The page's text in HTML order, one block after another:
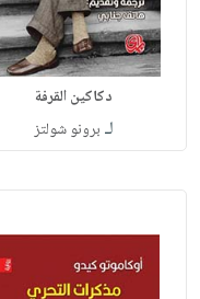
دكاكين القرفة
لـ برونو شولتز